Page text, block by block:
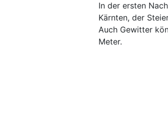
In der ersten
Kärnten, der
Auch Gewitter
Meter.